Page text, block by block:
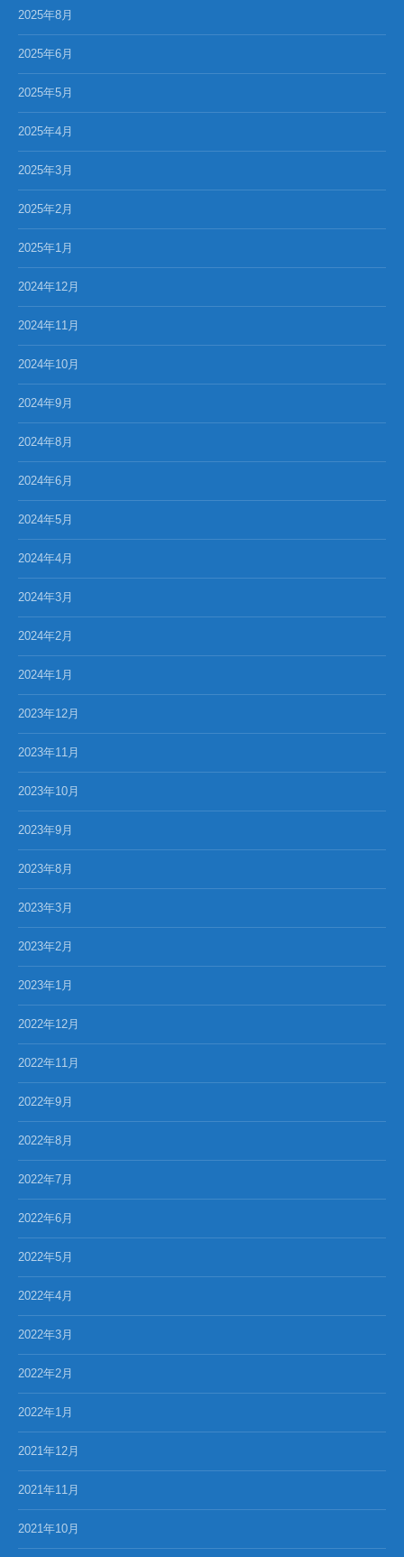
2025年8月
2025年6月
2025年5月
2025年4月
2025年3月
2025年2月
2025年1月
2024年12月
2024年11月
2024年10月
2024年9月
2024年8月
2024年6月
2024年5月
2024年4月
2024年3月
2024年2月
2024年1月
2023年12月
2023年11月
2023年10月
2023年9月
2023年8月
2023年3月
2023年2月
2023年1月
2022年12月
2022年11月
2022年9月
2022年8月
2022年7月
2022年6月
2022年5月
2022年4月
2022年3月
2022年2月
2022年1月
2021年12月
2021年11月
2021年10月